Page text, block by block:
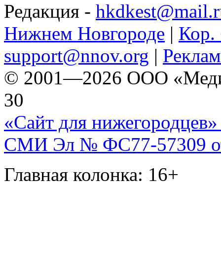
Редакция -
Нижнем Новгороде | Кор.
support@nnov.org |
© 2001—2026 ООО
30
«Сайт для нижегородцев»
СМИ Эл № ФС77-57309
Главная колонка: 16+